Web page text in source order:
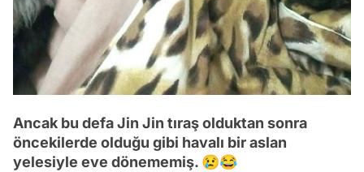
Ancak bu defa Jin Jin tıraş olduktan sonra
öncekilerde olduğu gibi havalı bir aslan
yelesiyle eve dönememiş. 😢😂